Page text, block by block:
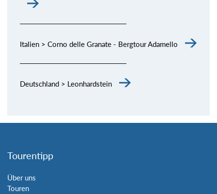
Italien > Corno delle Granate - Bergtour Adamello
Deutschland > Leonhardstein
Tourentipp
Über uns
Touren